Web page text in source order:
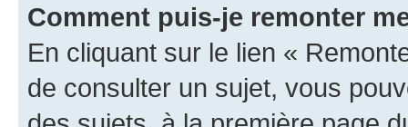
Comment puis-je remonter
En cliquant sur le lien «
de consulter un sujet, vous